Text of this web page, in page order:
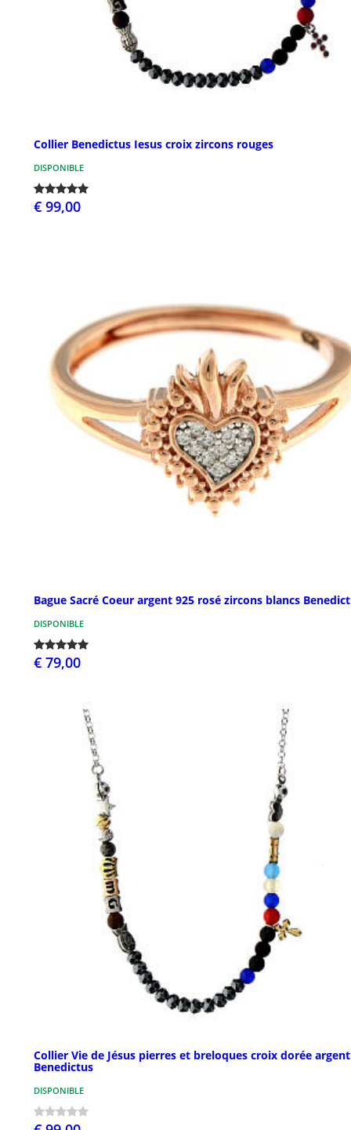
Collier Benedictus Iesus croix zircons rouges
DISPONIBLE
€ 99,00
Bague Sacré Coeur argent 925 rosé zircons blancs
DISPONIBLE
€ 79,00
Collier Vie de Jésus pierres et breloques croix dorée
Benedictus
DISPONIBLE